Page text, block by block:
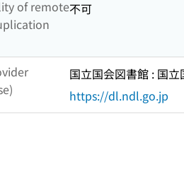
of remote不可
国立国会図書館 : 国
https://dl.ndl.go.jp